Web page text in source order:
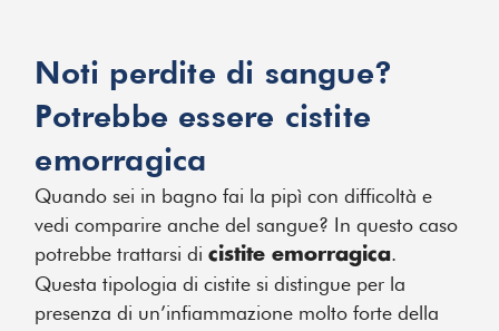
Noti perdite di sangue?
Potrebbe essere cistite
emorragica
Quando sei in bagno fai la pipì con difficoltà e
vedi comparire anche del sangue? In questo caso
potrebbe trattarsi dicistite emorragica.
Questa tipologia di cistite si distingue per la
presenza di un’infiammazione molto forte della